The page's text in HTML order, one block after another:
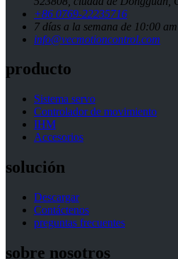
+86 0769-22235716
7 días a la semana de 10:00
info@vecmotioncontrol.com
producto
Sistema servo
Controlador de movimiento
IHM
Accesorios
solución
Descargar
Contáctenos
preguntas frecuentes
sobre nosotros